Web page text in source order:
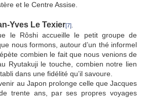
et le Centre Assise.
Yves Le Texier[7]
le Rôshi accueille le petit groupe de
nous formons, autour d’un thé informel
combien le fait que nous venions de
Ryutakuji le touche, combien notre lien
dans une fidélité qu’il savoure.
au Japon prolonge celle que Jacques
trente ans, par ses propres voyages